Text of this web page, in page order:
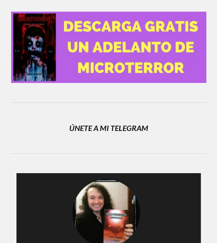
ÚNETE A MI TELEGRAM